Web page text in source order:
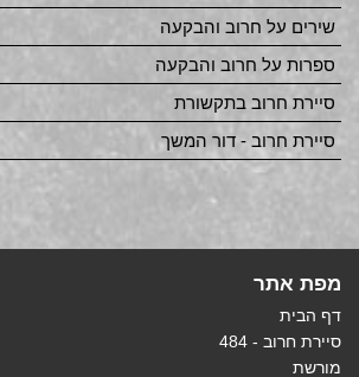
שירים על חרוב והבקעה
ספרות על חרוב והבקעה
סיירת חרוב בתקשורת
סיירת חרוב - דור המשך
מפת אתר
דף הבית
סיירת חרוב - 484
מורשת